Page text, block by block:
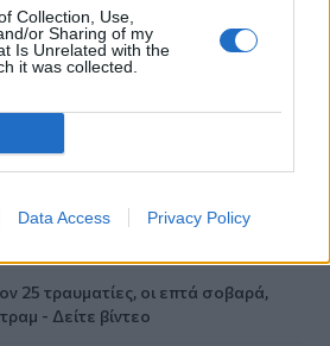
Collection, Use,
or Sharing of my
Is Unrelated with the
it was collected.
Data Access Privacy Policy
σε 20χρονο φερόμενο διακινητή
τους 45 μετανάστες
25 τραυματίες, οι επτά σοβαρά,
- Δείτε βίντεο